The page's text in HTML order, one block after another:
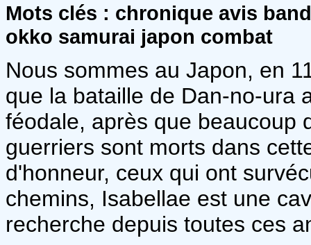
Mots clés : chronique avis
okko samurai japon combat
Nous sommes au Japon, en
que la bataille de Dan-no-ura
féodale, après que beaucoup
guerriers sont morts dans
d'honneur, ceux qui ont
chemins, Isabellae est une
recherche depuis toutes ces